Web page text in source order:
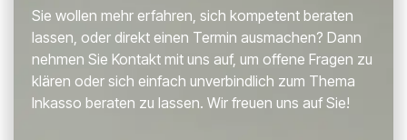
Sie wollen mehr erfahren, sich kompetent beraten
lassen, oder direkt einen Termin ausmachen? Dann
nehmen Sie Kontakt mit uns auf, um offene Fragen zu
klären oder sich einfach unverbindlich zum Thema
Inkasso beraten zu lassen. Wir freuen uns auf Sie!